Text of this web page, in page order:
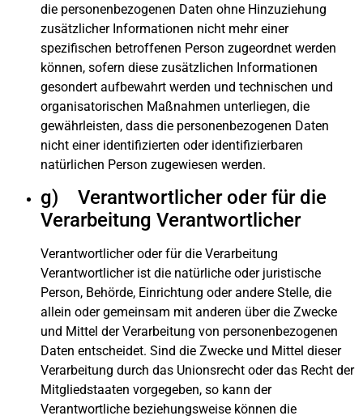
die personenbezogenen Daten ohne Hinzuziehung
zusätzlicher Informationen nicht mehr einer
spezifischen betroffenen Person zugeordnet werden
können, sofern diese zusätzlichen Informationen
gesondert aufbewahrt werden und technischen und
organisatorischen Maßnahmen unterliegen, die
gewährleisten, dass die personenbezogenen Daten
nicht einer identifizierten oder identifizierbaren
natürlichen Person zugewiesen werden.
g) Verantwortlicher oder für die
Verarbeitung Verantwortlicher
Verantwortlicher oder für die Verarbeitung
Verantwortlicher ist die natürliche oder juristische
Person, Behörde, Einrichtung oder andere Stelle, die
allein oder gemeinsam mit anderen über die Zwecke
und Mittel der Verarbeitung von personenbezogenen
Daten entscheidet. Sind die Zwecke und Mittel dieser
Verarbeitung durch das Unionsrecht oder das Recht der
Mitgliedstaaten vorgegeben, so kann der
Verantwortliche beziehungsweise können die